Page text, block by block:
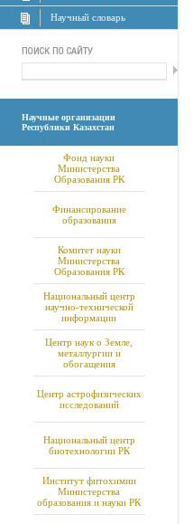
Научный словарь
Научные организации
Республики Казахстан
Фонд науки
Министерства
Образования РК
Финансирование
образования
Комитет науки
Министерства
Образования РК
Национальный центр
научно-технической
информации
Центр наук о Земле,
металлургии и
обогащения
Центр астрофизических
исследований
Национальный центр
биотехнологии РК
Институт фитохимии
Министерства
образования и науки РК